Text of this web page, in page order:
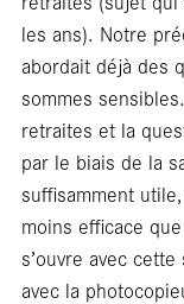
les ans). Notre
abordait déjà des
sommes
retraites et la
par le biais de la
suffisamment
moins efficace
s’ouvre avec
avec la